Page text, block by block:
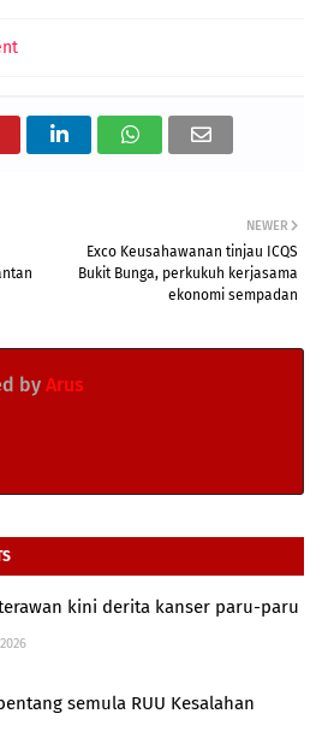
NEWER
Exco Keusahawanan tinjau ICQS
Bukit Bunga, perkukuh kerjasama
ekonomi sempadan
by Arus
kini derita kanser paru-paru
semula RUU Kesalahan